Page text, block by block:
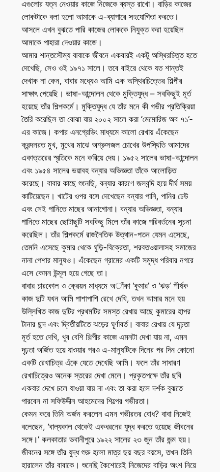
এগুলোর যত্ন নেওয়ার কাজে নিজেকে ব্যস্ত রাখো। বাড়ির কাজের
লোকটাকে বলা হলো আমাকে এ-ব্যাপারে সহযোগিতা করতে।
আসলে এখন বুঝতে পারি কাজের লোককে নিযুক্ত করা হয়েছিল
আমাকে পাহারা দেওয়ার কাজে।
আমার শান্তসৌম্য বাবাকে জীবনে একবারই একটু অস্থিরচিত্ত হতে
দেখেছি, সেও ওই ১৯৭১ সালে। তবে বাইরে থেকে যত শান্তই
দেখাক না কেন, বাবার মধ্যেও আমি এক অস্থিরচিত্তের শিল্পীর
সাক্ষাৎ পেয়েছি। ভাষা-আন্দোলন থেকে মুক্তিযুদ্ধ – সবকিছুই মূর্ত
হয়েছে তাঁর শিল্পকর্মে। মুক্তিযুদ্ধ যে তাঁর মনে কী গভীর প্রতিক্রিয়া
তৈরি করেছিল তা বোঝা যায় ২০০২ সালে করা ‘মেমোরিজ অব ৭১’-
এর কাজে। কপার এনগ্রেভিং মাধ্যমে কালো রেখায় এঁকেছেন
ক্রন্দনরত মুখ, মুখের মাঝে অশ্রুসজল চোখের উপস্থিতি আমাদের
একাত্তরের স্মৃতিকে মনে করিয়ে দেয়। ১৯৫২ সালের ভাষা-আন্দোলন
এবং ১৯৫৪ সালের ভয়াবহ বন্যার অভিজ্ঞতা তাঁকে আলোড়িত
করেছে। বাবার কাছে শুনেছি, বন্যার কারণে জলবন্দি হয়ে দীর্ঘ সময়
কাটিয়েছেন। খাটের ওপর বসে দেখেছেন বন্যার পানি, পানির ঢেউ
এবং সেই পানিতে মাছের আনাগোনা। বন্যার অভিজ্ঞতা, বন্যার
পানিতে মাছের ছোটাছুটি সবকিছু মিলে তাঁর কাজে পরিবর্তনের সূচনা
করেছিল। তাঁর শিল্পকর্মে রাজনৈতিক উত্থান-পতন যেমন এসেছে,
তেমনি এসেছে কুমার থেকে ঘুড়ি-বিক্রেতা, শরবতওয়ালাসহ সমাজের
নানা পেশার মানুষও। এঁকেছেন গ্রামের একটি সমৃদ্ধ পরিবার নগরে
এসে কেমন উন্মূল হয়ে গেছে তা।
বাবার চারকোল ও ক্রেয়ন মাধ্যমে অাঁকা ‘কুমার’ ও ‘ঝড়’ শীর্ষক
কাজ দুটি যখন আমি পাশাপাশি রেখে দেখি, তখন আমার মনে হয়
উল্লিখিত কাজ দুটির প্রথমটির সমস্ত রেখায় আছে কুমারের হাপর
টানার ছন্দ এবং দ্বিতীয়টিতে ঝড়ের ঘূর্ণাবর্ত। বাবার রেখায় যে দৃঢ়তা
মূর্ত হতে দেখি, খুব বেশি শিল্পীর কাজে এমনটা দেখা যায় না, এমন
দৃঢ়তা অর্জিত হয়ে যাওয়ার পরও এ-মানুষটিকে দিনের পর দিন কোনো
একটি রেখাচিত্র এঁকে যেতে দেখেছি আমি। ফলে তাঁর সাধারণ
রেখাচিত্রেও অনেক স্তরের দেখা মেলে। প্রকৃতপক্ষে তাঁর ছবি
একবার দেখে চলে যাওয়া যায় না এবং তা করা হলে দর্শক বুঝতে
পারবেন না সফিউদ্দীন আহমেদের শিল্পের গভীরতা।
কেমন করে তিনি অর্জন করলেন এমন গভীরতর বোধ? বাবা নিজেই
বলেছেন, ‘বাল্যকাল থেকেই একধরনের যুদ্ধ করতে হয়েছে জীবনের
সঙ্গে।’ কলকাতার ভবানীপুরে ১৯২২ সালের ২৩ জুন তাঁর জন্ম হয়।
জীবনের সঙ্গে তাঁর যুদ্ধ শুরু হলো মাত্র ছয় বছর বয়সে, তখন তিনি
হারালেন তাঁর বাবাকে। শুনেছি কৈশোরেই নিজেদের বাড়ির অংশ নিয়ে